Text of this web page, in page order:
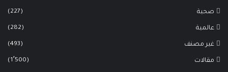
صحية (227)
عالمية (282)
غير مصنف (493)
مقالات (1٬500)